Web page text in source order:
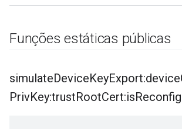
Funções estáticas públicas
simulateDeviceKeyExport:device
PrivKey:trustRootCert:is